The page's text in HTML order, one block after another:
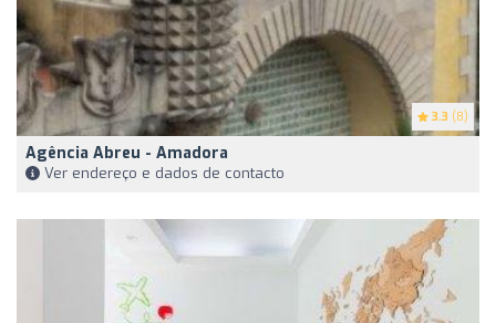
3.3 (8)
Agência Abreu - Amadora
Ver endereço e dados de contacto